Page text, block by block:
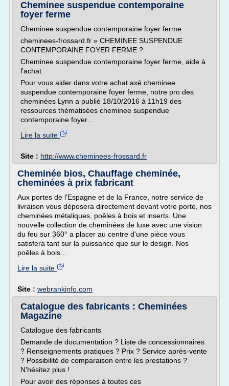
Cheminee suspendue contemporaine
foyer ferme
Cheminee suspendue contemporaine foyer ferme
cheminees-frossard.fr » CHEMINEE SUSPENDUE
CONTEMPORAINE FOYER FERME ?
Cheminee suspendue contemporaine foyer ferme, aide à
l'achat
Pour vous aider dans votre achat axé cheminee
suspendue contemporaine foyer ferme, notre pro des
cheminées Lynn a publié 18/10/2016 à 11h19 des
ressources thématisées cheminee suspendue
contemporaine foyer...
Lire la suite
Site : http://www.cheminees-frossard.fr
Cheminée bios, Chauffage cheminée,
cheminées à prix fabricant
Aux portes de l'Espagne et de la France, notre service de
livraison vous déposera directement devant votre porte, nos
cheminées métaliques, poêles à bois et inserts. Une
nouvelle collection de cheminées de luxe avec une vision
du feu sur 360° a placer au centre d'une pièce vous
satisfera tant sur la puissance que sur le design. Nos
poêles à bois...
Lire la suite
Site : webrankinfo.com
Catalogue des fabricants : Cheminées
Magazine
Catalogue des fabricants
Demande de documentation ? Liste de concessionnaires
? Renseignements pratiques ? Prix ? Service après-vente
? Possibilité de comparaison entre les prestations ?
N'hésitez plus !
Pour avoir des réponses à toutes ces